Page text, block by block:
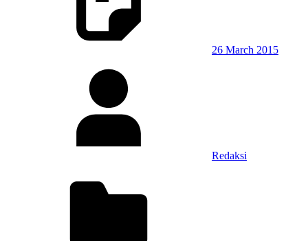
26 March 2015
Redaksi